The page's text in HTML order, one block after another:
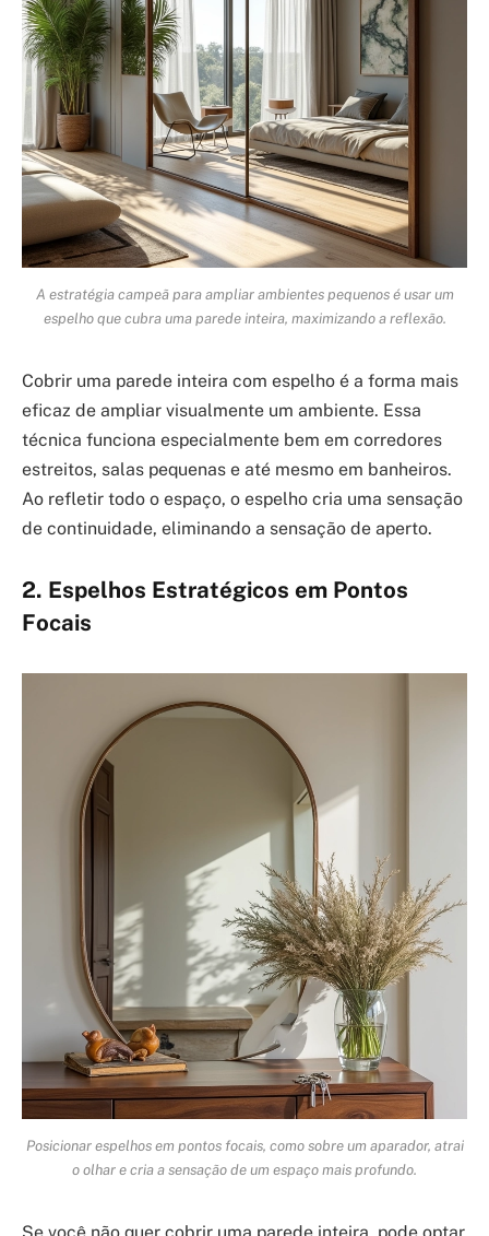
A estratégia campeã para ampliar ambientes pequenos é usar um
espelho que cubra uma parede inteira, maximizando a reflexão.
Cobrir uma parede inteira com espelho é a forma mais
eficaz de ampliar visualmente um ambiente. Essa
técnica funciona especialmente bem em corredores
estreitos, salas pequenas e até mesmo em banheiros.
Ao refletir todo o espaço, o espelho cria uma sensação
de continuidade, eliminando a sensação de aperto.
2. Espelhos Estratégicos em Pontos
Focais
Posicionar espelhos em pontos focais, como sobre um aparador, atrai
o olhar e cria a sensação de um espaço mais profundo.
Se você não quer cobrir uma parede inteira, pode optar